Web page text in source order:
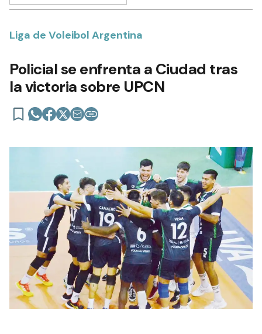
Liga de Voleibol Argentina
Policial se enfrenta a Ciudad tras
la victoria sobre UPCN